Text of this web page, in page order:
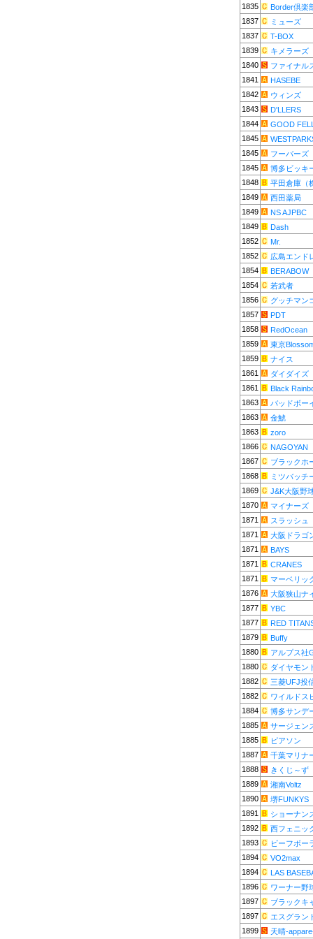
1835
Border倶楽
1837
ミューズ
1837
T-BOX
1839
キメラーズ
1840
ファイナル
1841
HASEBE
1842
ウィンズ
1843
D'LLERS
1844
GOOD
1845
1845
フーバーズ
1845
博多ビッキ
1848
平田倉庫（
1849
西田薬局
1849
NS AJPBC
1849
Dash
1852
Mr.
1852
広島エンド
1854
BERABOW
1854
若武者
1856
グッチマン
1857
PDT
1858
RedOcean
1859
東京
1859
ナイス
1861
ダイダイズ
1861
Black
1863
バッドボー
1863
金鯱
1863
zoro
1866
NAGOYAN
1867
ブラックホ
1868
ミツバッチ
1869
J&K大阪野
1870
マイナーズ
1871
スラッシュ
1871
大阪ドラゴ
1871
BAYS
1871
CRANES
1871
マーベリッ
1876
大阪狭山ナ
1877
YBC
1877
RED
1879
Buffy
1880
アルプス社
1880
ダイヤモン
1882
三菱UFJ投
1882
ワイルドス
1884
博多サンデ
1885
サージェン
1885
ピアソン
1887
千葉マリナ
1888
きくじ～ず
1889
湘南Voltz
1890
堺FUNKYS
1891
ショーナン
1892
西フェニッ
1893
ビーフボー
1894
VO2max
1894
LAS
1896
ワーナー野
1897
ブラックキ
1897
エスグラン
1899
天晴-